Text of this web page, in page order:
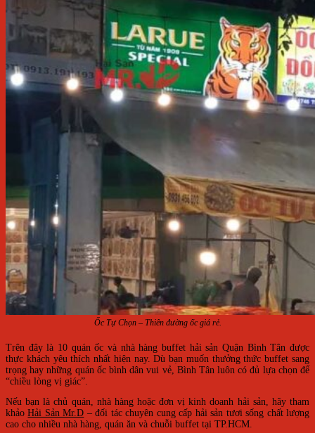
Ốc Tự Chọn – Thiên đường ốc giá rẻ.
Trên đây là 10 quán ốc và nhà hàng buffet hải sản Quận Bình Tân được
thực khách yêu thích nhất hiện nay. Dù bạn muốn thưởng thức buffet sang
trọng hay những quán ốc bình dân vui vẻ, Bình Tân luôn có đủ lựa chọn để
“chiều lòng vị giác”.
Nếu bạn là chủ quán, nhà hàng hoặc đơn vị kinh doanh hải sản, hãy tham
khảoHải Sản Mr.D – đối tác chuyên cung cấp hải sản tươi sống chất lượng
cao cho nhiều nhà hàng, quán ăn và chuỗi buffet tại TP.HCM.